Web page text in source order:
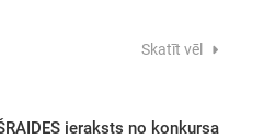
Skatīt vēl
ieraksts no konkursa